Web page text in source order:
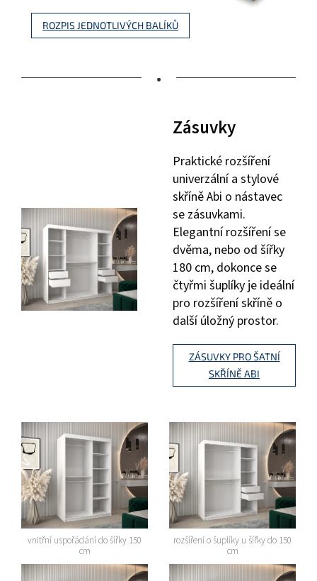
ROZPIS JEDNOTLIVÝCH BALÍKŮ
•
Zásuvky
Praktické rozšíření
univerzální a stylové
skříně Abi o nástavec
se zásuvkami.
Elegantní rozšíření se
dvěma, nebo od šířky
180 cm, dokonce se
čtyřmi šuplíky je ideální
pro rozšíření skříně o
další úložný prostor.
ZÁSUVKY PRO ŠATNÍ
SKŘÍNĚ ABI
vnitřní uspořádání do šířky 150
cm
rozšíření o šuplíky u šířky do 150
cm